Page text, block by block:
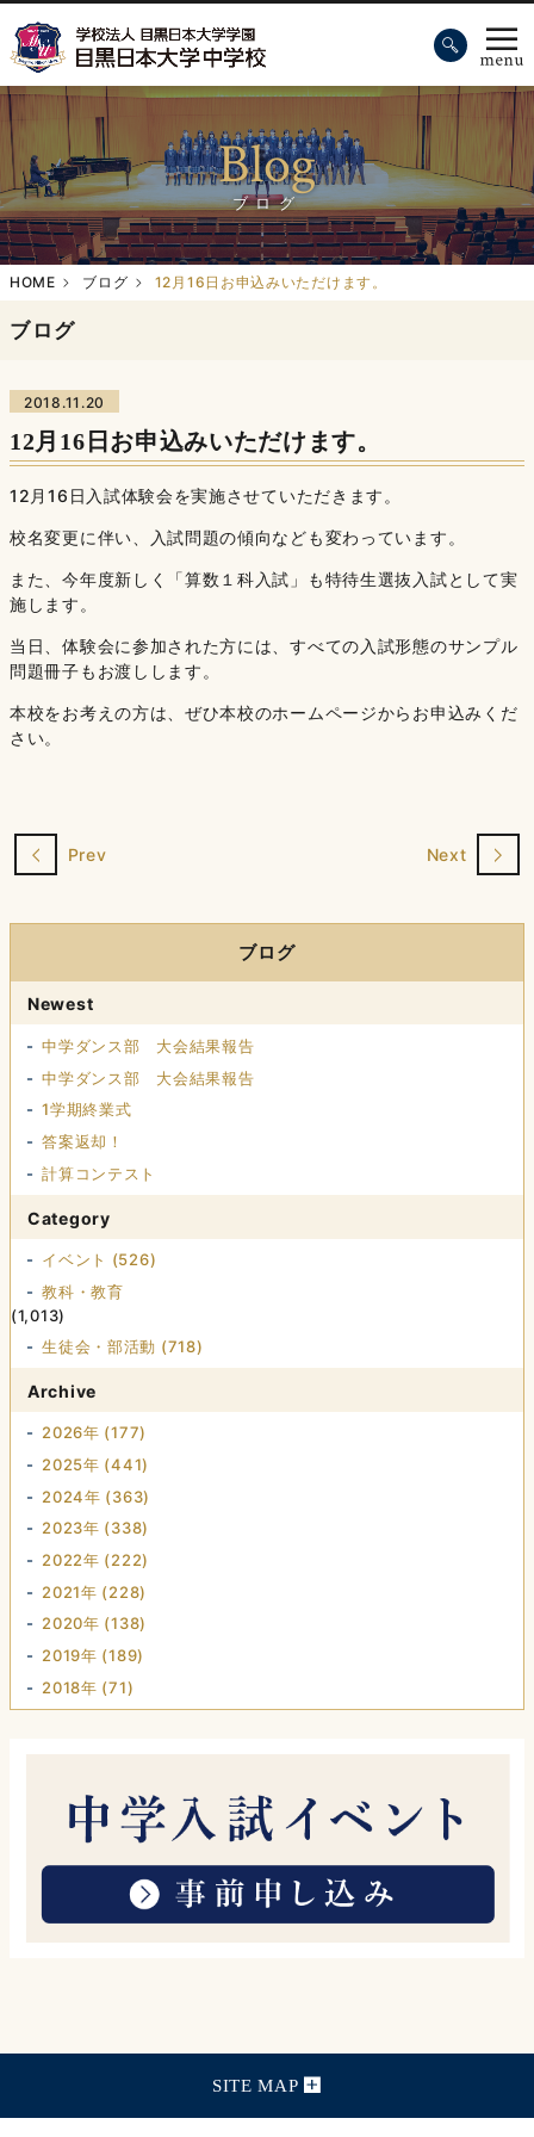
Blog
ブログ
HOME ブログ 12月16日お申込みいただけます。
ブログ
2018.11.20
12月16日お申込みいただけます。
12月16日入試体験会を実施させていただきます。
校名変更に伴い、入試問題の傾向なども変わっています。
また、今年度新しく「算数１科入試」も特待生選抜入試として実
施します。
当日、体験会に参加された方には、すべての入試形態のサンプル
問題冊子もお渡しします。
本校をお考えの方は、ぜひ本校のホームページからお申込みくだ
さい。
Prev Next
ブログ
Newest
中学ダンス部 大会結果報告
中学ダンス部 大会結果報告
1学期終業式
答案返却！
計算コンテスト
Category
イベント (526)
教科・教育
(1,013)
生徒会・部活動 (718)
Archive
2026年 (177)
2025年 (441)
2024年 (363)
2023年 (338)
2022年 (222)
2021年 (228)
2020年 (138)
2019年 (189)
2018年 (71)
SITE MAP